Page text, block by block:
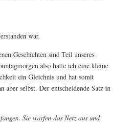
war.
Geschichten sind Teil unseres
also hatte ich eine kleine
ein Gleichnis und hat somit
aber selbst. Der entscheidende Satz in
Sie warfen das Netz aus und